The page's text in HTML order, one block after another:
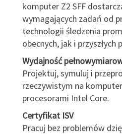
komputer Z2 SFF
wymagających zadań od
technologii śledzenia
obecnych, jak i przyszłych
Wydajność
Projektuj, symuluj i
rzeczywistym na
procesorami Intel Core.
Certyfikat ISV
Pracuj bez problemów